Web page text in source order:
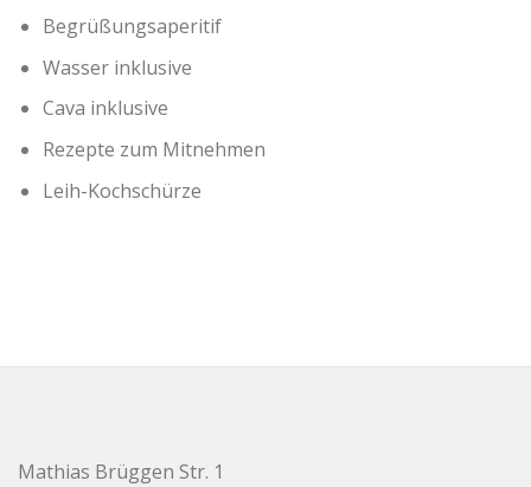
Begrüßungsaperitif
Wasser inklusive
Cava inklusive
Rezepte zum Mitnehmen
Leih-Kochschürze
Mathias Brüggen Str. 1